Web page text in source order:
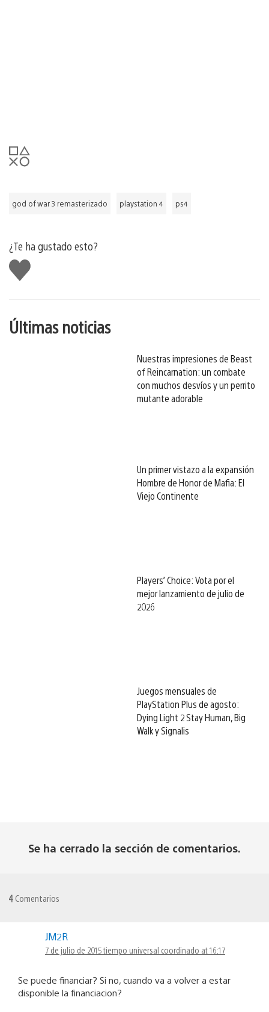
god of war 3 remasterizado playstation 4 ps4
¿Te ha gustado esto?
Me
gusta
Últimas noticias
Nuestras impresiones de Beast
of Reincarnation: un combate
con muchos desvíos y un perrito
mutante adorable
Un primer vistazo a la expansión
Hombre de Honor de Mafia: El
Viejo Continente
Players’ Choice: Vota por el
mejor lanzamiento de julio de
2026
Juegos mensuales de
PlayStation Plus de agosto:
Dying Light 2 Stay Human, Big
Walk y Signalis
Se ha cerrado la sección de comentarios.
4 Comentarios
JM2R
7 de julio de 2015 tiempo universal coordinado at 16:17
Se puede financiar? Si no, cuando va a volver a estar
disponible la financiacion?